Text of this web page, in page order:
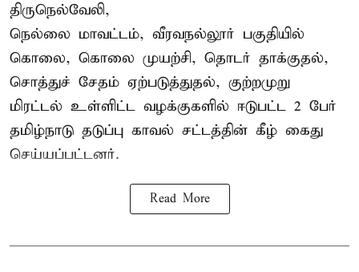
திருநெல்வேலி,
நெல்லை மாவட்டம், வீரவநல்லூர் பகுதியில்
கொலை, கொலை முயற்சி, தொடர் தாக்குதல்,
சொத்துச் சேதம் ஏற்படுத்துதல், குற்றமுறு
மிரட்டல் உள்ளிட்ட வழக்குகளில் ஈடுபட்ட 2 பேர்
தமிழ்நாடு தடுப்பு காவல் சட்டத்தின் கீழ் கைது
செய்யப்பட்டனர்.
Read More